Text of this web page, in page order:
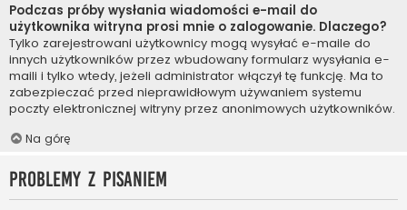
Podczas próby wysłania wiadomości e-mail do
użytkownika witryna prosi mnie o zalogowanie. Dlaczego?
Tylko zarejestrowani użytkownicy mogą wysyłać e-maile do
innych użytkowników przez wbudowany formularz wysyłania e-
maili i tylko wtedy, jeżeli administrator włączył tę funkcję. Ma to
zabezpieczać przed nieprawidłowym używaniem systemu
poczty elektronicznej witryny przez anonimowych użytkowników.
Na górę
Problemy z pisaniem